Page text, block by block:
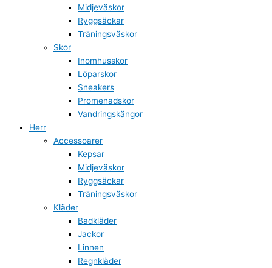
Midjeväskor
Ryggsäckar
Träningsväskor
Skor
Inomhusskor
Löparskor
Sneakers
Promenadskor
Vandringskängor
Herr
Accessoarer
Kepsar
Midjeväskor
Ryggsäckar
Träningsväskor
Kläder
Badkläder
Jackor
Linnen
Regnkläder